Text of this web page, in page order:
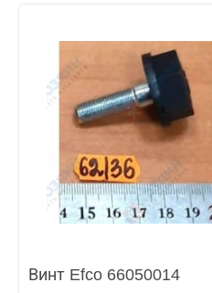
Винт Efco 66050014